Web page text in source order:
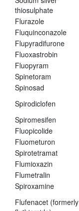
thiosulphate
Flurazole
Fluquinconazole
Flupyradifurone
Fluoxastrobin
Fluopyram
Spinetoram
Spinosad
Spirodiclofen
Spiromesifen
Fluopicolide
Fluometuron
Spirotetramat
Flumioxazin
Flumetralin
Spiroxamine
Flufenacet (formerly